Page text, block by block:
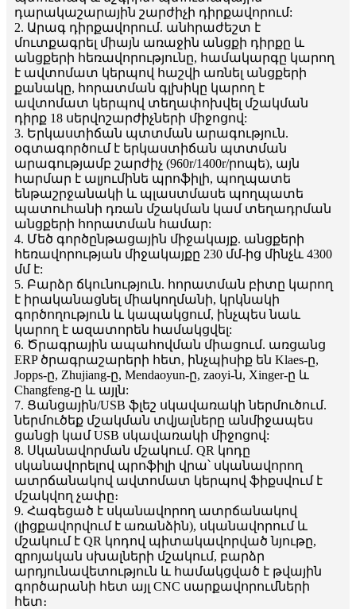
դարակաշարային շարժիչի դիրքավորում:
2. Արագ դիրքավորում. անհրաժեշտ է
մուտքագրել միայն առաջին անցքի դիրքը և
անցքերի հեռավորությունը, համակարգը կարող
է ավտոմատ կերպով հաշվի առնել անցքերի
քանակը, հորատման գլխիկը կարող է
ավտոմատ կերպով տեղափոխվել մշակման
դիրք 18 սերվոշարժիչների միջոցով:
3. Երկաստիճան պտտման արագություն.
օգտագործում է երկաստիճան պտտման
արագությամբ շարժիչ (960r/1400r/րոպե), այն
հարմար է ալյումինե պրոֆիլի, պողպատե
ենթաշրջանակի և պլաստմասե պողպատե
պատուհանի դռան մշակման կամ տեղադրման
անցքերի հորատման համար:
4. Մեծ գործընթացային միջակայք. անցքերի
հեռավորության միջակայքը 230 մմ-ից մինչև 4300
մմ է:
5. Բարձր ճկունություն. հորատման բիտը կարող
է իրականացնել միակողմանի, կրկնակի
գործողություն և կապակցում, ինչպես նաև
կարող է ազատորեն համակցվել:
6. Ծրագրային ապահովման միացում. առցանց
ERP ծրագրաշարերի հետ, ինչպիսիք են Klaes-ը,
Jopps-ը, Zhujiang-ը, Mendaoyun-ը, zaoyi-ն, Xinger-ը և
Changfeng-ը և այլն:
7. Ցանցային/USB ֆլեշ սկավառակի ներմուծում.
ներմուծեք մշակման տվյալները անմիջապես
ցանցի կամ USB սկավառակի միջոցով:
8. Սկանավորման մշակում. QR կոդը
սկանավորելով պրոֆիլի վրա՝ սկանավորող
ատրճանակով ավտոմատ կերպով ֆիքսվում է
մշակվող չափը։
9. Հագեցած է սկանավորող ատրճանակով
(լիցքավորվում է առանձին), սկանավորում և
մշակում է QR կոդով պիտակավորված նյութը,
զրոյական սխալների մշակում, բարձր
արդյունավետություն և համակցված է թվային
գործարանի հետ այլ CNC սարքավորումների
հետ։